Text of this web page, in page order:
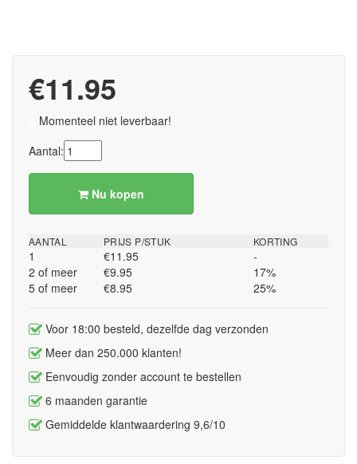
€11.95
Momenteel niet leverbaar!
Aantal:
Nu kopen
AANTAL
1
2 of meer
5 of meer
PRIJS P/STUK
€11.95
€9.95
€8.95
KORTING
-
17%
25%
Voor 18:00 besteld, dezelfde dag verzonden
Meer dan 250.000 klanten!
Eenvoudig zonder account te bestellen
6 maanden garantie
Gemiddelde klantwaardering 9,6/10